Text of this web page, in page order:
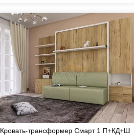
Кровать-трансформер Смарт 1 П+КД+Ш